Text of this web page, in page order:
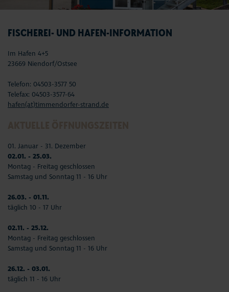
FISCHEREI- UND HAFEN-INFORMATION
Im Hafen 4+5
23669 Niendorf/Ostsee
Telefon: 04503-3577 50
Telefax: 04503-3577-64
hafen(at)timmendorfer-strand.de
01. Januar - 31. Dezember
02.01. - 25.03.
Montag - Freitag geschlossen
Samstag und Sonntag 11 - 16 Uhr
26.03. - 01.11.
täglich 10 - 17 Uhr
02.11. - 25.12.
Montag - Freitag geschlossen
Samstag und Sonntag 11 - 16 Uhr
26.12. - 03.01.
täglich 11 - 16 Uhr